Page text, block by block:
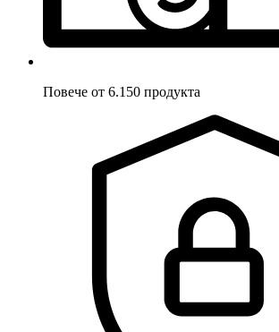
Повече от 6.150 продукта